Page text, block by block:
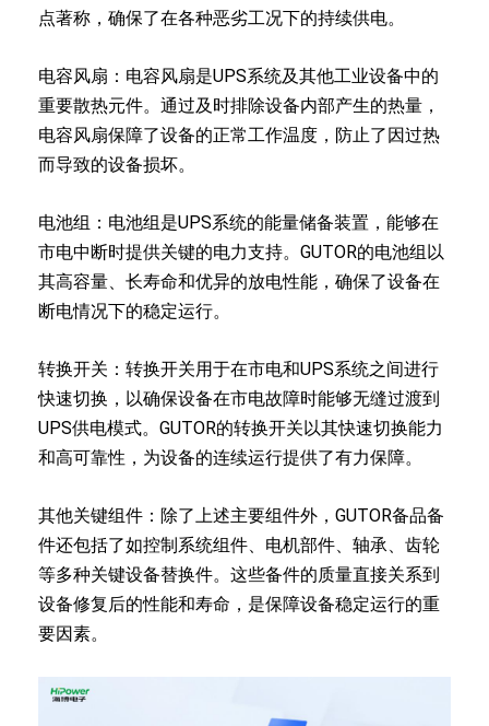
点著称，确保了在各种恶劣工况下的持续供电。
电容风扇：电容风扇是UPS系统及其他工业设备中的
重要散热元件。通过及时排除设备内部产生的热量，
电容风扇保障了设备的正常工作温度，防止了因过热
而导致的设备损坏。
电池组：电池组是UPS系统的能量储备装置，能够在
市电中断时提供关键的电力支持。GUTOR的电池组以
其高容量、长寿命和优异的放电性能，确保了设备在
断电情况下的稳定运行。
转换开关：转换开关用于在市电和UPS系统之间进行
快速切换，以确保设备在市电故障时能够无缝过渡到
UPS供电模式。GUTOR的转换开关以其快速切换能力
和高可靠性，为设备的连续运行提供了有力保障。
其他关键组件：除了上述主要组件外，GUTOR备品备
件还包括了如控制系统组件、电机部件、轴承、齿轮
等多种关键设备替换件。这些备件的质量直接关系到
设备修复后的性能和寿命，是保障设备稳定运行的重
要因素。